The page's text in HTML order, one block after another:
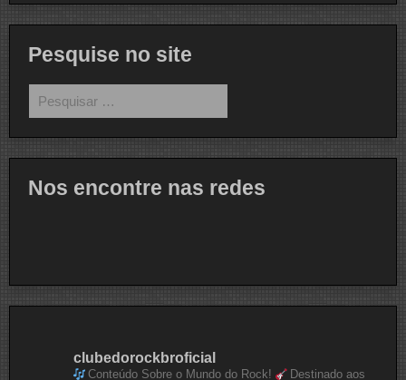
Pesquise no site
por:
Nos encontre nas redes
clubedorockbroficial
Conteúdo Sobre o Mundo do Rock!
Destinado aos